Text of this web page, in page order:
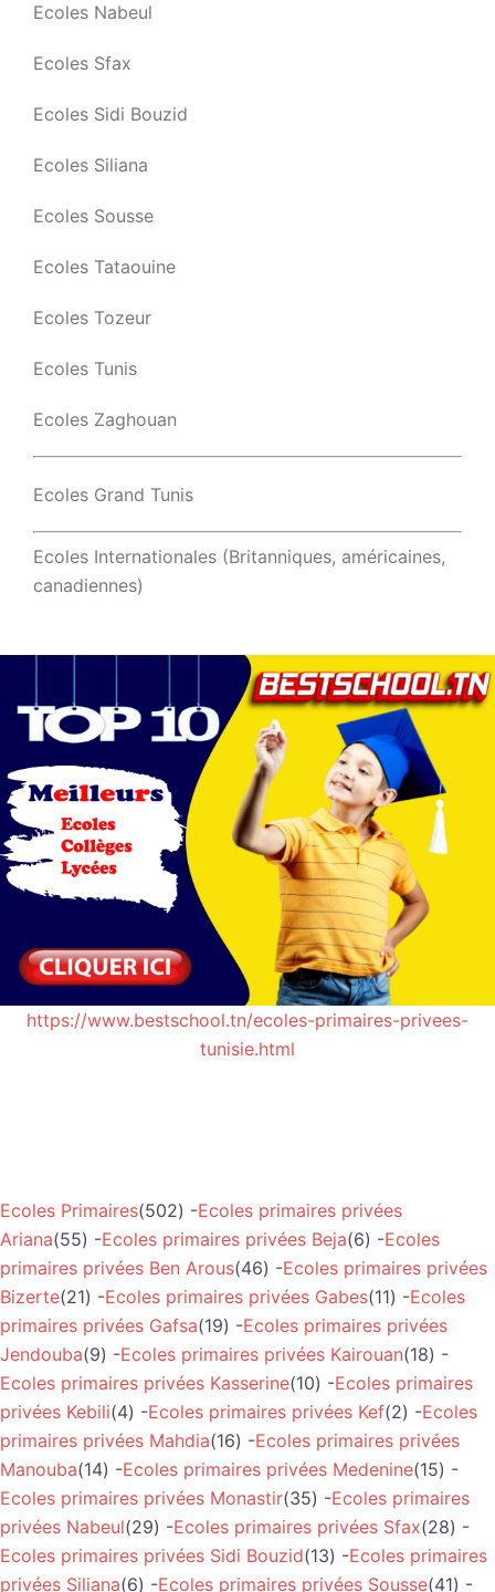
Ecoles Nabeul
Ecoles Sfax
Ecoles Sidi Bouzid
Ecoles Siliana
Ecoles Sousse
Ecoles Tataouine
Ecoles Tozeur
Ecoles Tunis
Ecoles Zaghouan
Ecoles Grand Tunis
Ecoles Internationales (Britanniques, américaines,
canadiennes)
https://www.bestschool.tn/ecoles-primaires-privees-
tunisie.html
Ecoles Primaires(502) -Ecoles primaires privées
Ariana(55) -Ecoles primaires privées Beja(6) -Ecoles
primaires privées Ben Arous(46) -Ecoles primaires privées
Bizerte(21) -Ecoles primaires privées Gabes(11) -Ecoles
primaires privées Gafsa(19) -Ecoles primaires privées
Jendouba(9) -Ecoles primaires privées Kairouan(18) -
Ecoles primaires privées Kasserine(10) -Ecoles primaires
privées Kebili(4) -Ecoles primaires privées Kef(2) -Ecoles
primaires privées Mahdia(16) -Ecoles primaires privées
Manouba(14) -Ecoles primaires privées Medenine(15) -
Ecoles primaires privées Monastir(35) -Ecoles primaires
privées Nabeul(29) -Ecoles primaires privées Sfax(28) -
Ecoles primaires privées Sidi Bouzid(13) -Ecoles primaires
privées Siliana(6) -Ecoles primaires privées Sousse(41) -